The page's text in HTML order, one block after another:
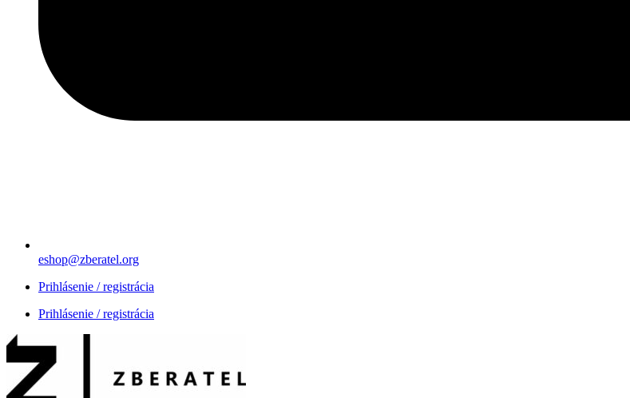
eshop@zberatel.org
Prihlásenie / registrácia
Prihlásenie / registrácia